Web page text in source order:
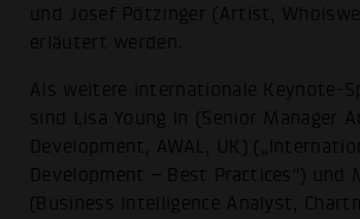
und Josef Pötzinger (Artist,
erläutert werden.
Als weitere internationale Keynote-
sind Lisa Young In (Senior Manager
Development, AWAL, UK)
Development – Best Practices") und
(Business Intelligence Analyst,